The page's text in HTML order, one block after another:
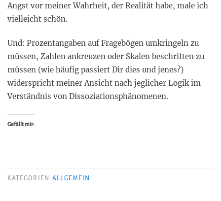
Angst vor meiner Wahrheit, der Realität habe, male ich
vielleicht schön.
Und: Prozentangaben auf Fragebögen umkringeln zu
müssen, Zahlen ankreuzen oder Skalen beschriften zu
müssen (wie häufig passiert Dir dies und jenes?)
widerspricht meiner Ansicht nach jeglicher Logik im
Verständnis von Dissoziationsphänomenen.
Gefällt mir:
KATEGORIEN ALLGEMEIN